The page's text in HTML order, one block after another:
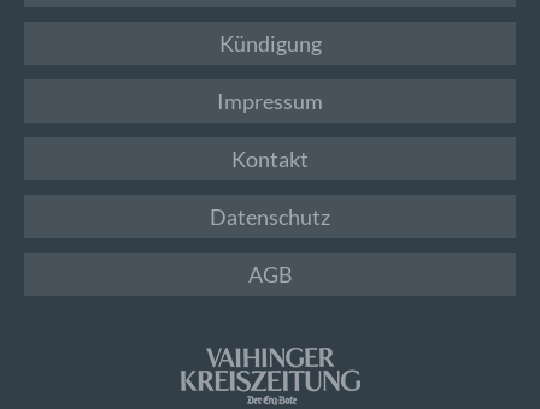
Kündigung
Impressum
Kontakt
Datenschutz
AGB